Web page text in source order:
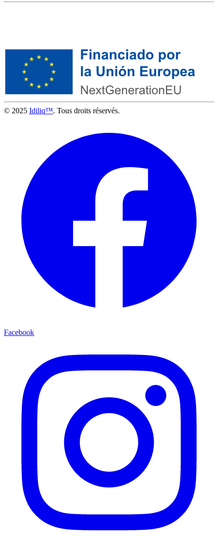
© 2025 Idiliq™. Tous droits réservés.
Facebook